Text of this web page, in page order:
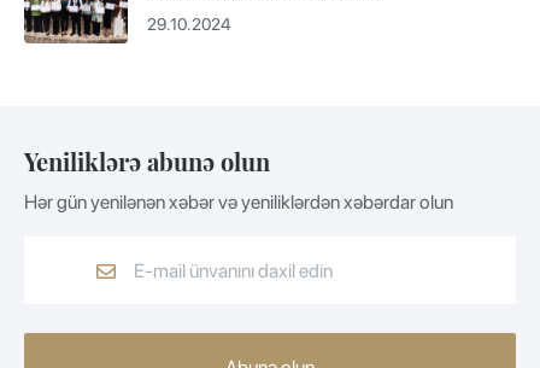
29.10.2024
Yeniliklərə abunə olun
Hər gün yenilənən xəbər və yeniliklərdən xəbərdar olun